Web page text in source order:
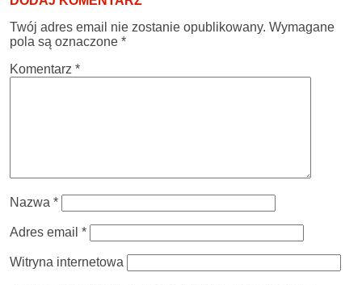
Twój adres email nie zostanie opublikowany. Wymagane
pola są oznaczone *
Komentarz *
Nazwa *
Adres email *
Witryna internetowa